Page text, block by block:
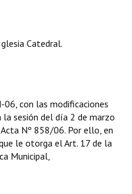
Catedral.
06, con las modificaciones
sesión del día 2 de marzo
Nº 858/06. Por ello, en
le otorga el Art. 17 de la
Municipal,